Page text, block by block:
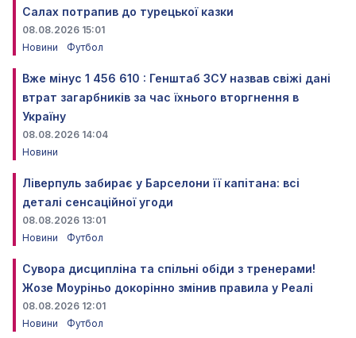
Салах потрапив до турецької казки
08.08.2026 15:01
Новини
Футбол
Вже мінус 1 456 610 : Генштаб ЗСУ назвав свіжі дані
втрат загарбників за час їхнього вторгнення в
Україну
08.08.2026 14:04
Новини
Ліверпуль забирає у Барселони її капітана: всі
деталі сенсаційної угоди
08.08.2026 13:01
Новини
Футбол
Сувора дисципліна та спільні обіди з тренерами!
Жозе Моуріньо докорінно змінив правила у Реалі
08.08.2026 12:01
Новини
Футбол